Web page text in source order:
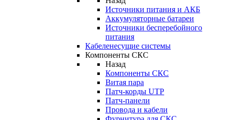
Источники питания и АКБ
Аккумуляторные батареи
Источники бесперебойного
питания
Кабеленесущие системы
Компоненты СКС
Назад
Компоненты СКС
Витая пара
Патч-корды UTP
Патч-панели
Провода и кабели